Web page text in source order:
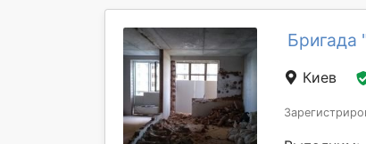
Бригада
Киев